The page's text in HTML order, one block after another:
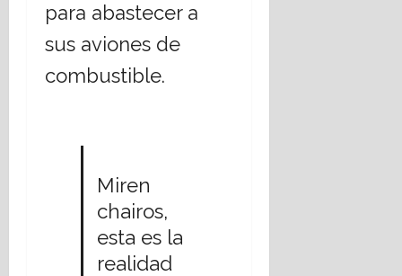
para abastecer a
sus aviones de
combustible.
Miren
chairos,
esta es la
realidad